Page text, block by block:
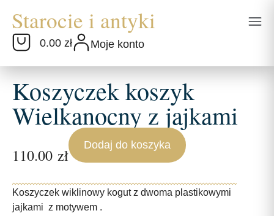
0.00 zł Moje konto
Koszyczek koszyk
Wielkanocny z jajkami
110.00 zł
Dodaj do koszyka
Koszyczek wiklinowy kogut z dwoma plastikowymi
jajkami z motywem .